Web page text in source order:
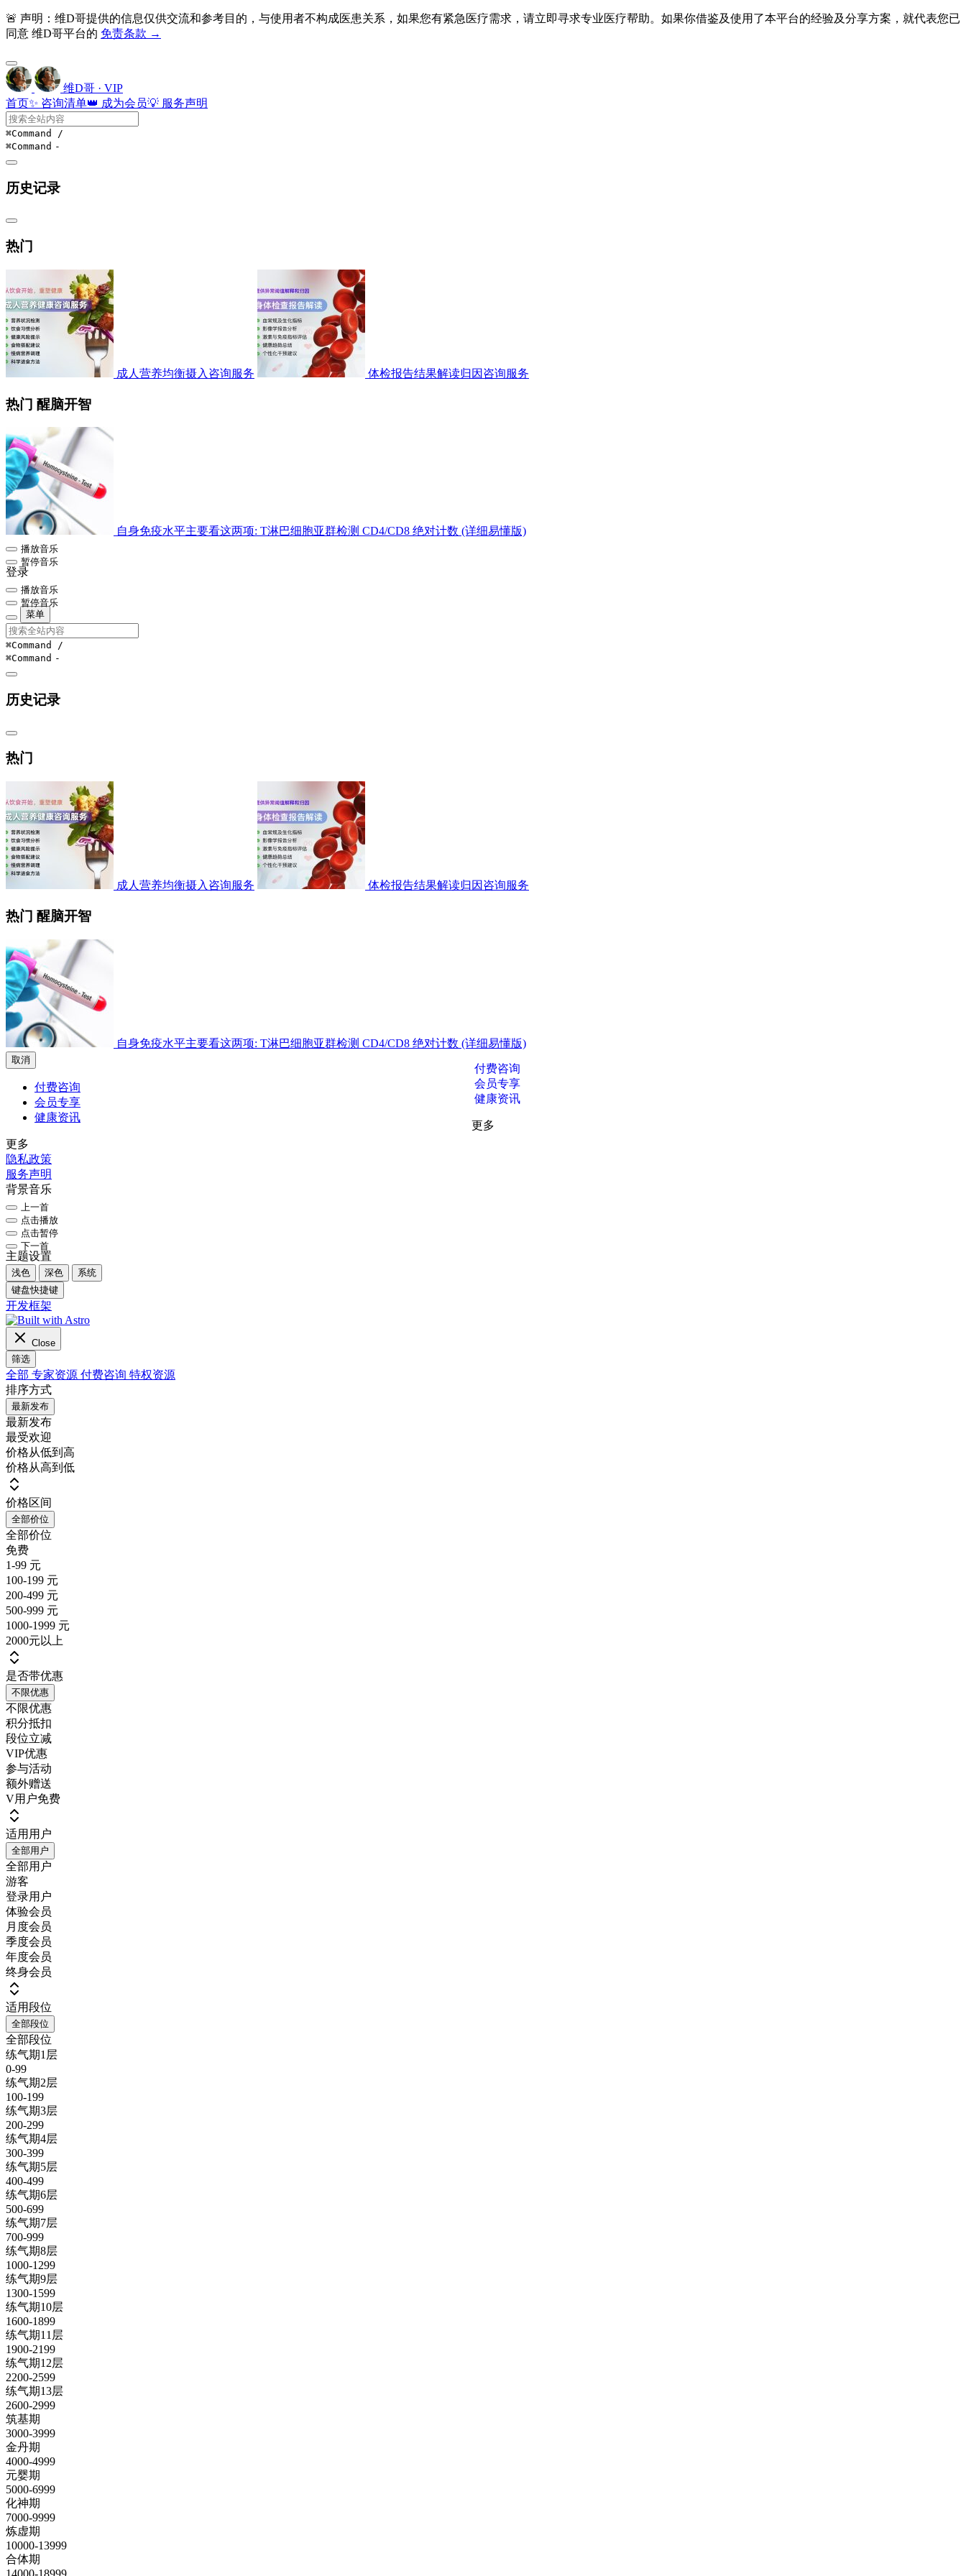
🚨 声明：维D哥提供的信息仅供交流和参考目的，与使用者不构成医患关系，如果您有紧急医疗需求，请立即寻求专业医疗帮助。如果你借鉴及使用了本平台的经验及分享方案，就代表您已
同意 维D哥平台的 免责条款 →
维D哥 · VIP
首页✨ 咨询清单👑 成为会员💡 服务声明
⌘Command /
⌘Command -
历史记录
热门
成人营养均衡摄入咨询服务 体检报告结果解读归因咨询服务
热门 醒脑开智
自身免疫水平主要看这两项: T淋巴细胞亚群检测 CD4/CD8 绝对计数 (详细易懂版)
播放音乐
暂停音乐
登录
播放音乐
暂停音乐
菜单
⌘Command /
⌘Command -
历史记录
热门
成人营养均衡摄入咨询服务 体检报告结果解读归因咨询服务
热门 醒脑开智
自身免疫水平主要看这两项: T淋巴细胞亚群检测 CD4/CD8 绝对计数 (详细易懂版)
取消
付费咨询
付费咨询
会员专享
会员专享
健康资讯
健康资讯
更多
更多
隐私政策
服务声明
背景音乐
上一首
点击播放
点击暂停
下一首
主题设置
浅色 深色
系统
键盘快捷键
开发框架
Close
筛选
全部 专家资源 付费咨询 特权资源
排序方式
最新发布
最新发布
最受欢迎
价格从低到高
价格从高到低
价格区间
全部价位
全部价位
免费
1-99 元
100-199 元
200-499 元
500-999 元
1000-1999 元
2000元以上
是否带优惠
不限优惠
不限优惠
积分抵扣
段位立减
VIP优惠
参与活动
额外赠送
V用户免费
适用用户
全部用户
全部用户
游客
登录用户
体验会员
月度会员
季度会员
年度会员
终身会员
适用段位
全部段位
全部段位
练气期1层
0-99
练气期2层
100-199
练气期3层
200-299
练气期4层
300-399
练气期5层
400-499
练气期6层
500-699
练气期7层
700-999
练气期8层
1000-1299
练气期9层
1300-1599
练气期10层
1600-1899
练气期11层
1900-2199
练气期12层
2200-2599
练气期13层
2600-2999
筑基期
3000-3999
金丹期
4000-4999
元婴期
5000-6999
化神期
7000-9999
炼虚期
10000-13999
合体期
14000-18999